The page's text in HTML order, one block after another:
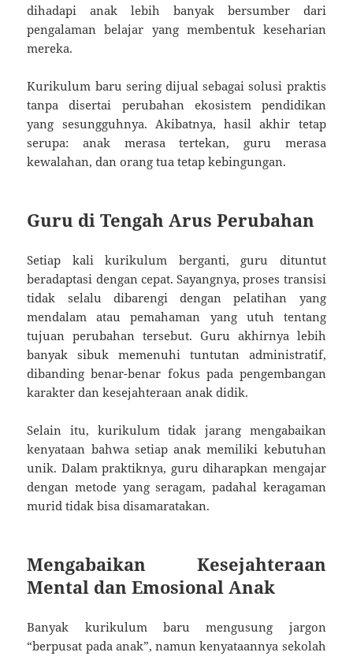
dihadapi anak lebih banyak bersumber dari
pengalaman belajar yang membentuk keseharian
mereka.
Kurikulum baru sering dijual sebagai solusi praktis
tanpa disertai perubahan ekosistem pendidikan
yang sesungguhnya. Akibatnya, hasil akhir tetap
serupa: anak merasa tertekan, guru merasa
kewalahan, dan orang tua tetap kebingungan.
Guru di Tengah Arus Perubahan
Setiap kali kurikulum berganti, guru dituntut
beradaptasi dengan cepat. Sayangnya, proses transisi
tidak selalu dibarengi dengan pelatihan yang
mendalam atau pemahaman yang utuh tentang
tujuan perubahan tersebut. Guru akhirnya lebih
banyak sibuk memenuhi tuntutan administratif,
dibanding benar-benar fokus pada pengembangan
karakter dan kesejahteraan anak didik.
Selain itu, kurikulum tidak jarang mengabaikan
kenyataan bahwa setiap anak memiliki kebutuhan
unik. Dalam praktiknya, guru diharapkan mengajar
dengan metode yang seragam, padahal keragaman
murid tidak bisa disamaratakan.
Mengabaikan Kesejahteraan
Mental dan Emosional Anak
Banyak kurikulum baru mengusung jargon
“berpusat pada anak”, namun kenyataannya sekolah